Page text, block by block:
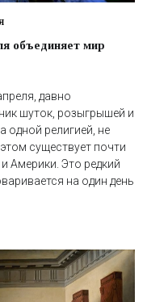
объединяет мир
давно
шуток, розыгрышей и
одной религией, не
существует почти
Америки. Это редкий
на один день